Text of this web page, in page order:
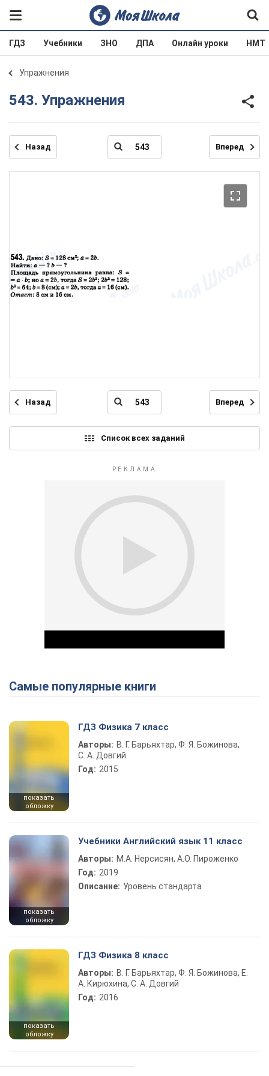
ГДЗ Учебники ЗНО ДПА Онлайн уроки НМТ
Упражнения
543. Упражнения
Назад Вперед
Назад Вперед
Список всех заданий
Play Video
Самые популярные книги
показать
обложку
ГДЗ Физика 7 класс
Авторы: В. Г. Барьяхтар, Ф. Я. Божинова,
С. А. Довгий
Год: 2015
показать
обложку
Учебники Английский язык 11 класс
Авторы: М.А. Нерсисян, А.О. Пироженко
Год: 2019
Описание: Уровень стандарта
показать
обложку
ГДЗ Физика 8 класс
Авторы: В. Г. Барьяхтар, Ф. Я. Божинова, Е.
А. Кирюхина, С. А. Довгий
Год: 2016